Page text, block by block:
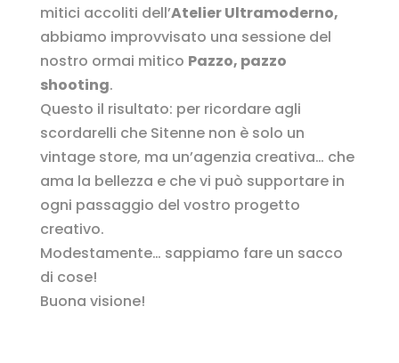
mitici accoliti dell’Atelier Ultramoderno,
abbiamo improvvisato una sessione del
nostro ormai mitico Pazzo, pazzo
shooting.
Questo il risultato: per ricordare agli
scordarelli che Sitenne non è solo un
vintage store, ma un’agenzia creativa… che
ama la bellezza e che vi può supportare in
ogni passaggio del vostro progetto
creativo.
Modestamente… sappiamo fare un sacco
di cose!
Buona visione!